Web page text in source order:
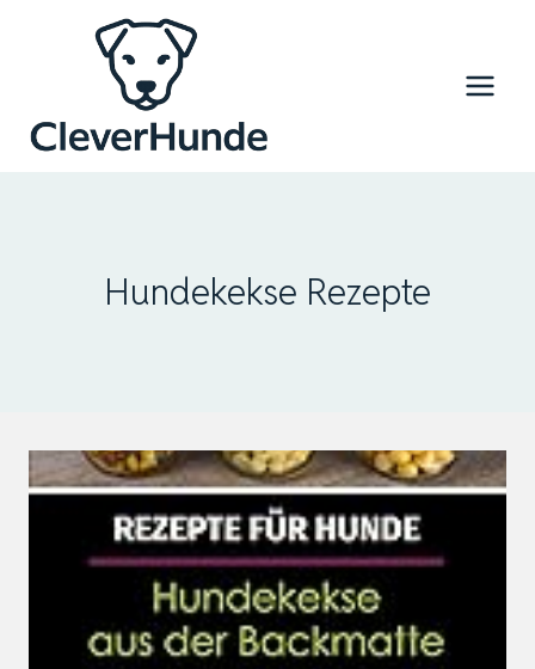
Hundekekse Rezepte